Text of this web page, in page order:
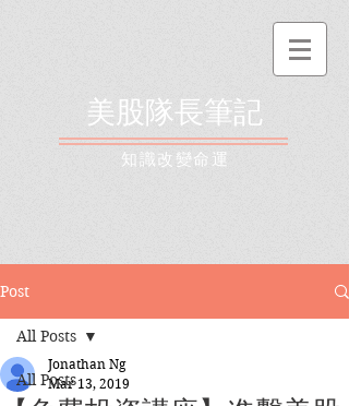
美股隊長筆記
​知識改變命運
Post
All Posts
All Posts
Jonathan Ng
Mar 13, 2019